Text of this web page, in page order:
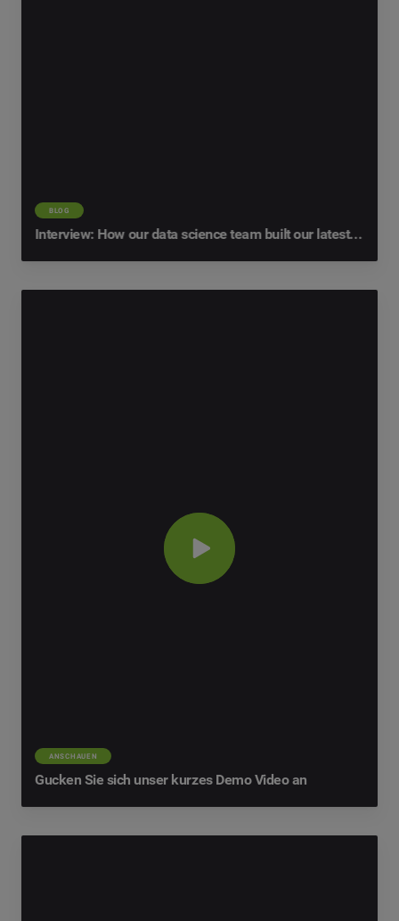
BLOG
Interview: How our data science team built our latest innovation
ANSCHAUEN
Gucken Sie sich unser kurzes Demo Video an